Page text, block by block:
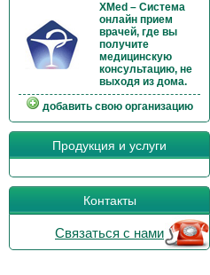
XMed – Система
онлайн прием
врачей, где вы
получите
медицинскую
консультацию, не
выходя из дома.
добавить свою организацию
Продукция и услуги
Контакты
Связаться с нами